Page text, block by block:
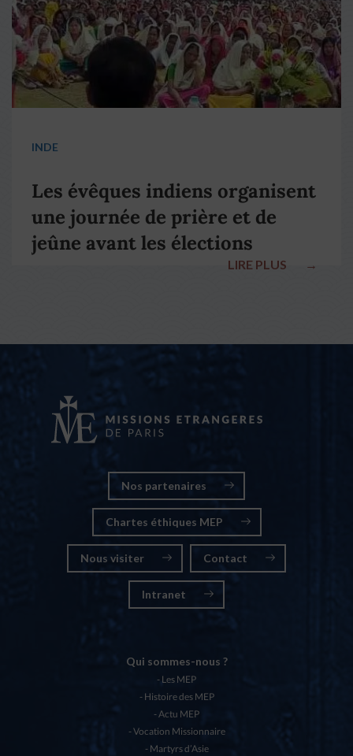
INDE
Les évêques indiens organisent
une journée de prière et de
jeûne avant les élections
LIRE PLUS →
Nos partenaires
Chartes éthiques MEP
Nous visiter Contact
Intranet
Qui sommes-nous ?
Les MEP
Histoire des MEP
Actu MEP
Vocation Missionnaire
Martyrs d’Asie